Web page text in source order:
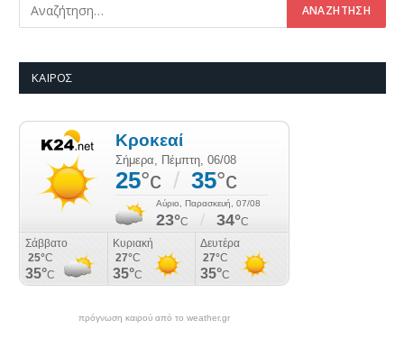
ΚΑΙΡΌΣ
πρόγνωση καιρού από το weather.gr